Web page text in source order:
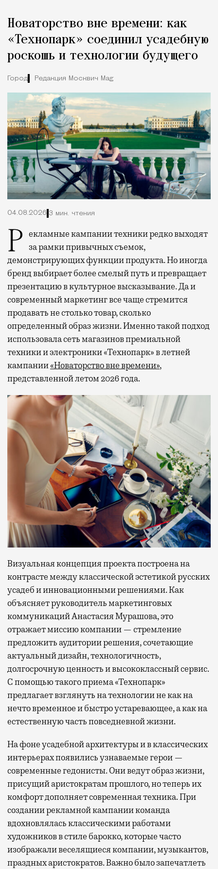
Новаторство вне времени: как
«Технопарк» соединил усадебную
роскошь и технологии будущего
Город Редакция Москвич Mag
04.08.2026 3 мин. чтения
Рекламные кампании техники редко выходят
за рамки привычных съемок,
демонстрирующих функции продукта. Но иногда
бренд выбирает более смелый путь и превращает
презентацию в культурное высказывание. Да и
современный маркетинг все чаще стремится
продавать не столько товар, сколько
определенный образ жизни. Именно такой подход
использовала сеть магазинов премиальной
техники и электроники «Технопарк» в летней
кампании«Новаторство вне времени»,
представленной летом 2026 года.
Визуальная концепция проекта построена на
контрасте между классической эстетикой русских
усадеб и инновационными решениями. Как
объясняет руководитель маркетинговых
коммуникаций Анастасия Мурашова, это
отражает миссию компании — стремление
предложить аудитории решения, сочетающие
актуальный дизайн, технологичность,
долгосрочную ценность и высококлассный сервис.
С помощью такого приема «Технопарк»
предлагает взглянуть на технологии не как на
нечто временное и быстро устаревающее, а как на
естественную часть повседневной жизни.
На фоне усадебной архитектуры и в классических
интерьерах появились узнаваемые герои —
современные гедонисты. Они ведут образ жизни,
присущий аристократам прошлого, но теперь их
комфорт дополняет современная техника. При
создании рекламной кампании команда
вдохновлялась классическими работами
художников в стиле барокко, которые часто
изображали веселящиеся компании, музыкантов,
праздных аристократов. Важно было запечатлеть